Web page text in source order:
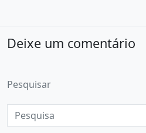
Deixe um comentário
Pesquisar